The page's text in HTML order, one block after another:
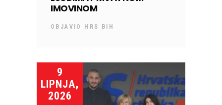
IMOVINOM
OBJAVIO HRS BIH
9
LIPNJA,
2026